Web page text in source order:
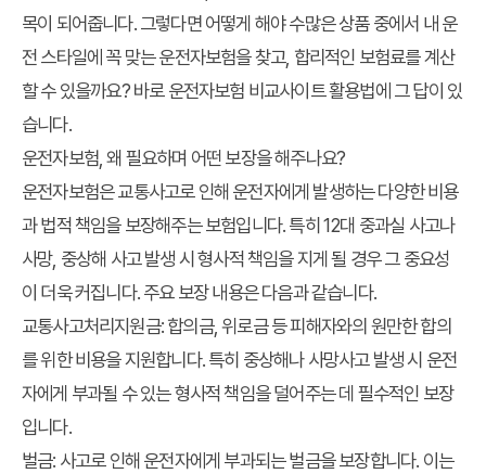
목이 되어줍니다. 그렇다면 어떻게 해야 수많은 상품 중에서 내 운
전 스타일에 꼭 맞는 운전자보험을 찾고, 합리적인 보험료를 계산
할 수 있을까요? 바로 운전자보험 비교사이트 활용법에 그 답이 있
습니다.
운전자보험, 왜 필요하며 어떤 보장을 해주나요?
운전자보험은 교통사고로 인해 운전자에게 발생하는 다양한 비용
과 법적 책임을 보장해주는 보험입니다. 특히 12대 중과실 사고나
사망, 중상해 사고 발생 시 형사적 책임을 지게 될 경우 그 중요성
이 더욱 커집니다. 주요 보장 내용은 다음과 같습니다.
교통사고처리지원금: 합의금, 위로금 등 피해자와의 원만한 합의
를 위한 비용을 지원합니다. 특히 중상해나 사망사고 발생 시 운전
자에게 부과될 수 있는 형사적 책임을 덜어주는 데 필수적인 보장
입니다.
벌금: 사고로 인해 운전자에게 부과되는 벌금을 보장합니다. 이는